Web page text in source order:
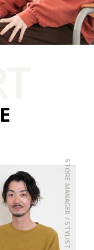
E
STORE MANAGER / STYLIST